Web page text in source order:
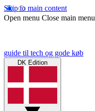
Skip to main content
Open menu Close main menu
guide til tech og gode køb
DK Edition